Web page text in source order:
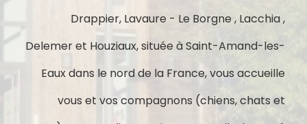
Drappier, Lavaure - Le Borgne , Lacchia ,
Delemer et Houziaux, située à Saint-Amand-les-
Eaux dans le nord de la France, vous accueille
vous et vos compagnons (chiens, chats et